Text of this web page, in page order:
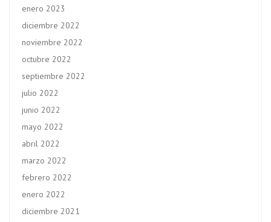
enero 2023
diciembre 2022
noviembre 2022
octubre 2022
septiembre 2022
julio 2022
junio 2022
mayo 2022
abril 2022
marzo 2022
febrero 2022
enero 2022
diciembre 2021